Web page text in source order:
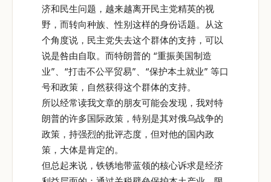
济和民生问题，越来越离开民主党精英的视
野，而转向种族、性别这样的身份话题。从这
个角度说，民主党失去这个群体的支持，可以
说是咎由自取。而特朗普的 “重振美国制造
业”、“打击不公平贸易”、“保护本土就业” 等口
号和政策，自然获得这个群体的支持。
所以经常读我文章的朋友可能会发现，我对特
朗普的许多国际政策，特别是其对俄乌战争的
政策，持强烈的批评态度，但对他的国内政
策，大体是肯定的。
但总起来说，铁锈地带蓝领的核心诉求是经济